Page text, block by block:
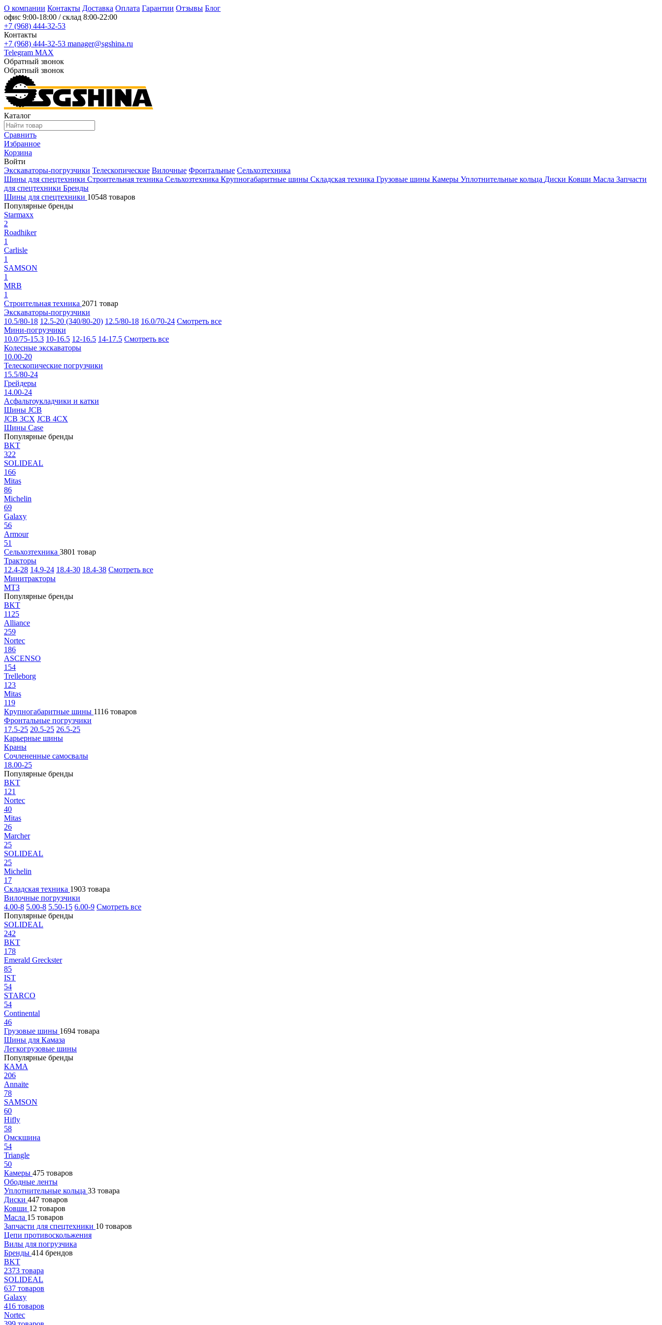
О компании Контакты Доставка Оплата Гарантии Отзывы Блог
офис 9:00-18:00 / склад 8:00-22:00
+7 (968) 444-32-53
Контакты
+7 (968) 444-32-53 manager@sgshina.ru
Telegram MAX
Обратный звонок
Обратный звонок
Каталог
Сравнить
Избранное
Корзина
Войти
Экскаваторы-погрузчики Телескопические Вилочные Фронтальные Сельхозтехника
Шины для спецтехники Строительная техника Сельхозтехника Крупногабаритные шины Складская техника Грузовые шины Камеры Уплотнительные кольца Диски Ковши Масла Запчасти
для спецтехники Бренды
Шины для спецтехники 10548 товаров
Популярные бренды
Starmaxx
2
Roadhiker
1
Carlisle
1
SAMSON
1
MRB
1
Строительная техника 2071 товар
Экскаваторы-погрузчики
10.5/80-18 12.5-20 (340/80-20) 12.5/80-18 16.0/70-24 Смотреть все
Мини-погрузчики
10.0/75-15.3 10-16.5 12-16.5 14-17.5 Смотреть все
Колесные экскаваторы
10.00-20
Телескопические погрузчики
15.5/80-24
Грейдеры
14.00-24
Асфальтоукладчики и катки
Шины JCB
JCB 3CX JCB 4CX
Шины Case
Популярные бренды
BKT
322
SOLIDEAL
166
Mitas
86
Michelin
69
Galaxy
56
Armour
51
Сельхозтехника 3801 товар
Тракторы
12.4-28 14.9-24 18.4-30 18.4-38 Смотреть все
Минитракторы
МТЗ
Популярные бренды
BKT
1125
Alliance
259
Nortec
186
ASCENSO
154
Trelleborg
123
Mitas
119
Крупногабаритные шины 1116 товаров
Фронтальные погрузчики
17.5-25 20.5-25 26.5-25
Карьерные шины
Краны
Сочлененные самосвалы
18.00-25
Популярные бренды
BKT
121
Nortec
40
Mitas
26
Marcher
25
SOLIDEAL
25
Michelin
17
Складская техника 1903 товара
Вилочные погрузчики
4.00-8 5.00-8 5.50-15 6.00-9 Смотреть все
Популярные бренды
SOLIDEAL
242
BKT
178
Emerald Greckster
85
IST
54
STARCO
54
Continental
46
Грузовые шины 1694 товара
Шины для Камаза
Легкогрузовые шины
Популярные бренды
КАМА
206
Annaite
78
SAMSON
60
Hifly
58
Омскшина
54
Triangle
50
Камеры 475 товаров
Ободные ленты
Уплотнительные кольца 33 товара
Диски 447 товаров
Ковши 12 товаров
Масла 15 товаров
Запчасти для спецтехники 10 товаров
Цепи противоскольжения
Вилы для погрузчика
Бренды 414 брендов
BKT
2373 товара
SOLIDEAL
637 товаров
Galaxy
416 товаров
Nortec